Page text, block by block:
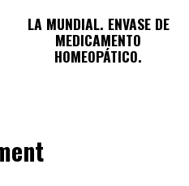
LA MUNDIAL. ENVASE DE
MEDICAMENTO
HOMEOPÁTICO.